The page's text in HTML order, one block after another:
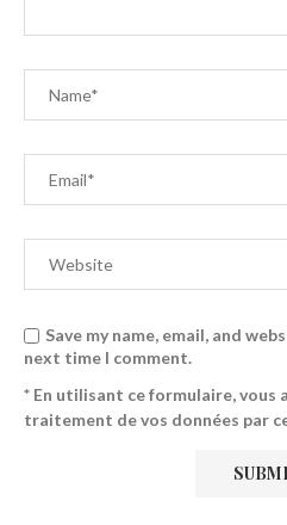
Save my name, email, and
next time I comment.
* En utilisant ce formulaire, vous
traitement de vos données par